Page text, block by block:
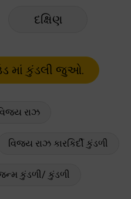
દક્ષિણ
રાઝ
વિજય રાઝ કારકિર્દી કુંડળી
કુંડળી/ કુંડળી